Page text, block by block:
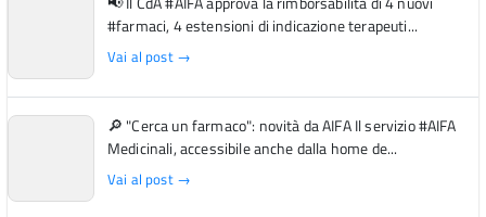
#farmaci, 4 estensioni di indicazione terapeuti...
Vai al post →
🔎 "Cerca un farmaco": novità da AIFA Il servizio #AIFA
Medicinali, accessibile anche dalla home de...
Vai al post →